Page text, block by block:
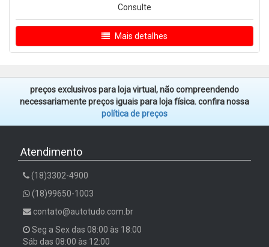
Consulte
Mais detalhes
preços exclusivos para loja virtual, não compreendendo
necessariamente preços iguais para loja física. confira nossa
política de preços
Atendimento
(18)3302-4900
(18)99650-1003
contato@autotudo.com.br
Seg a Sex das 08:00 às 18:00
Sáb das 08:00 às 12:00